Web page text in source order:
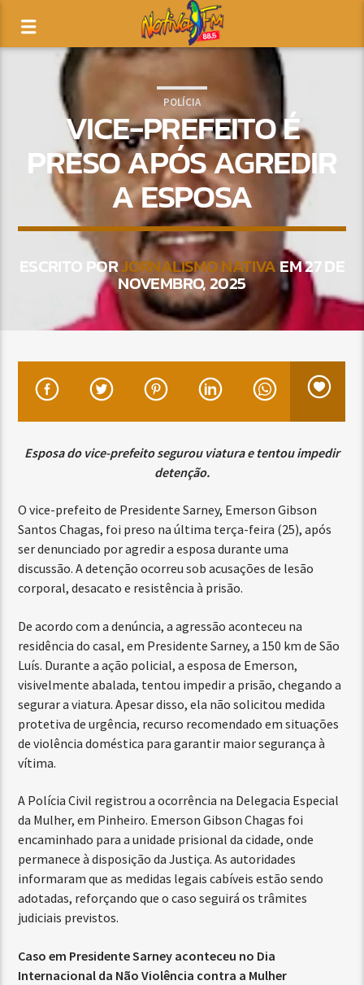
POLÍCIA
VICE-PREFEITO É
PRESO APÓS AGREDIR
A ESPOSA
ESCRITO PORJORNALISMO NATIVAEM 27 DE
NOVEMBRO, 2025
Esposa do vice-prefeito segurou viatura e tentou impedir
detenção.
O vice-prefeito de Presidente Sarney, Emerson Gibson
Santos Chagas, foi preso na última terça-feira (25), após
ser denunciado por agredir a esposa durante uma
discussão. A detenção ocorreu sob acusações de lesão
corporal, desacato e resistência à prisão.
De acordo com a denúncia, a agressão aconteceu na
residência do casal, em Presidente Sarney, a 150 km de São
Luís. Durante a ação policial, a esposa de Emerson,
visivelmente abalada, tentou impedir a prisão, chegando a
segurar a viatura. Apesar disso, ela não solicitou medida
protetiva de urgência, recurso recomendado em situações
de violência doméstica para garantir maior segurança à
vítima.
A Polícia Civil registrou a ocorrência na Delegacia Especial
da Mulher, em Pinheiro. Emerson Gibson Chagas foi
encaminhado para a unidade prisional da cidade, onde
permanece à disposição da Justiça. As autoridades
informaram que as medidas legais cabíveis estão sendo
adotadas, reforçando que o caso seguirá os trâmites
judiciais previstos.
Caso em Presidente Sarney aconteceu no Dia
Internacional da Não Violência contra a Mulher